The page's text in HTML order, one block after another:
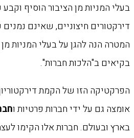
בעלי המניות מן הציבור הוסיף וקבע
דירקטורים חיצוניים, שאינם
המטרה הנה להגן על בעלי המניות
בקיאים ב"הלכות חברות".
הפרקטיקה הזו של הקמת דירקטוריון
אומצה גם על ידי חברות פרטיות ו
בארץ ובעולם. חברות אלו הקימו